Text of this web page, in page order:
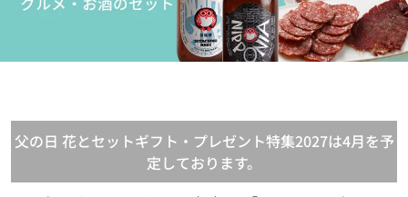
父の日 花とセットギフト・プレゼント特集2027は4月を予
定しております。